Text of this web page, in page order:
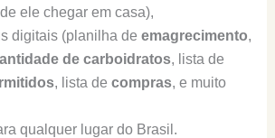
ele chegar em casa),
digitais (planilha de emagrecimento,
de carboidratos, lista de
, lista de compras, e muito
qualquer lugar do Brasil.